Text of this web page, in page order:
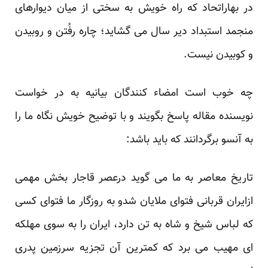
در بهاراتحاد که راه خویش به سختی از میان دیوارهای
منجمد استبداد دیر سال می گشاید؛ چاره رفُتن و روبیدن
و کوبیدن نیست.
چه خوب است امضاء کنندگان بیانیه به در خواست
نویسنده مقاله پاسخ بگویند و با توضیح خویش نگاه ما را
به آنسو برگردانند که باید باشد:
تاریخ معاصر به ما می گوید درعصر قاجار بخش مهمی
ازایران قربانی فتوای ملایان شدو به روزگار ما فتوای کسی
که لباس شیخ و شاه به تن دارد، ایران را به سوی مهلکه
ای مهیب می برد که کمترین آن تجزیه سرزمین پدری